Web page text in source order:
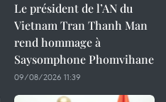
Le président de l’AN du
Vietnam Tran Thanh Man
rend hommage à
Saysomphone Phomvihane
09/08/2026 11:39